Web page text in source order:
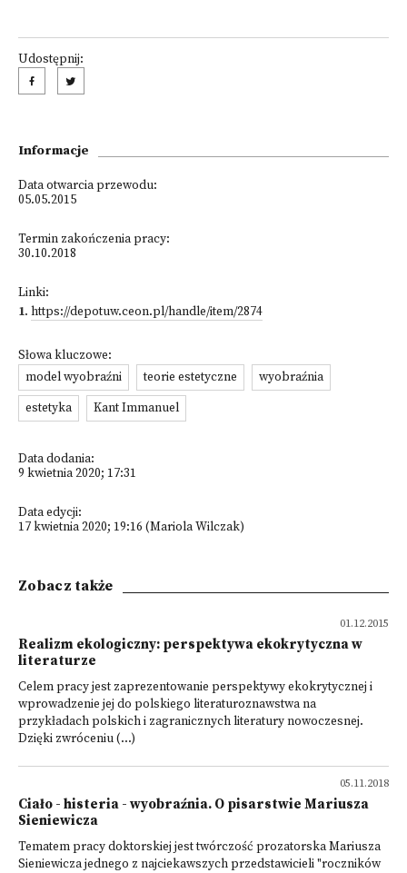
Udostępnij:
Informacje
Data otwarcia przewodu:
05.05.2015
Termin zakończenia pracy:
30.10.2018
Linki:
1. https://depotuw.ceon.pl/handle/item/2874
Słowa kluczowe:
model wyobraźni
teorie estetyczne
wyobraźnia
estetyka
Kant Immanuel
Data dodania:
9 kwietnia 2020; 17:31
Data edycji:
17 kwietnia 2020; 19:16 (Mariola Wilczak)
Zobacz także
01.12.2015
Realizm ekologiczny: perspektywa ekokrytyczna w
literaturze
Celem pracy jest zaprezentowanie perspektywy ekokrytycznej i
wprowadzenie jej do polskiego literaturoznawstwa na
przykładach polskich i zagranicznych literatury nowoczesnej.
Dzięki zwróceniu (...)
05.11.2018
Ciało - histeria - wyobraźnia. O pisarstwie Mariusza
Sieniewicza
Tematem pracy doktorskiej jest twórczość prozatorska Mariusza
Sieniewicza jednego z najciekawszych przedstawicieli "roczników